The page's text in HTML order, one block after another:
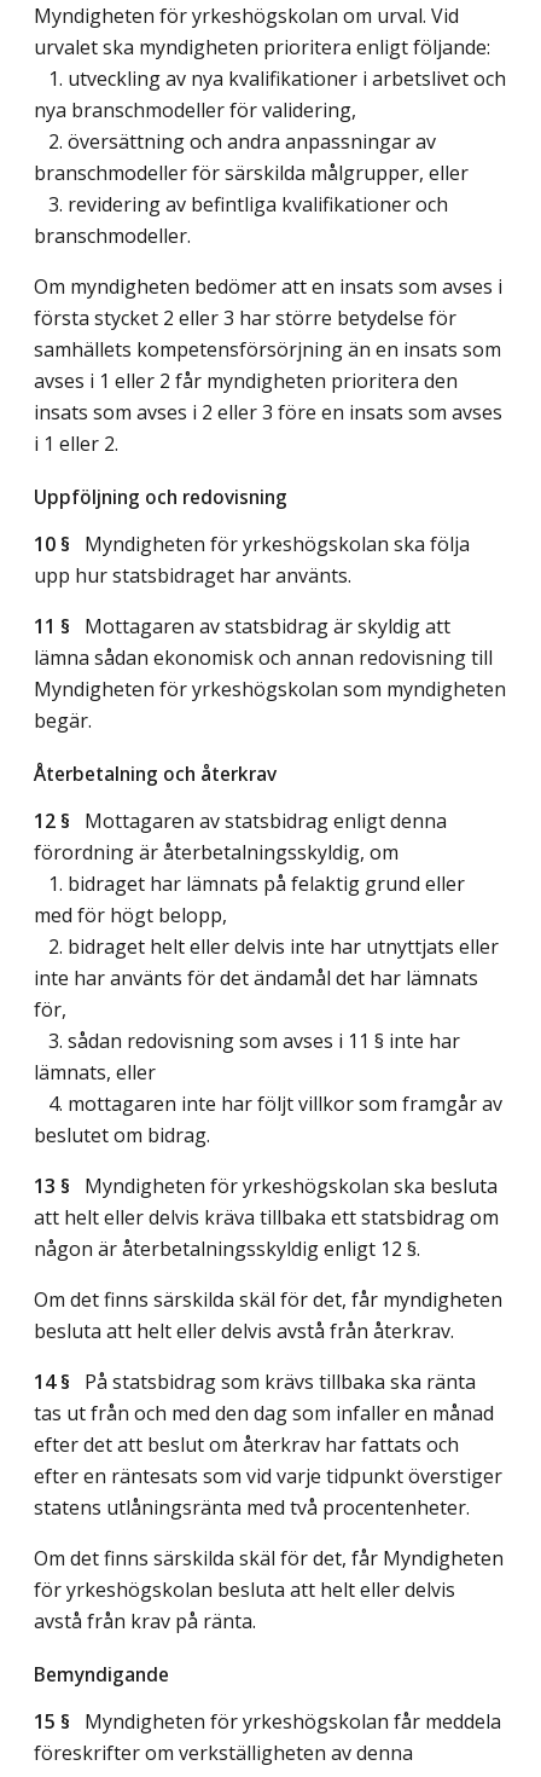
Myndigheten för yrkeshögskolan om urval. Vid
urvalet ska myndigheten prioritera enligt följande:
1. utveckling av nya kvalifikationer i arbetslivet och
nya branschmodeller för validering,
2. översättning och andra anpassningar av
branschmodeller för särskilda målgrupper, eller
3. revidering av befintliga kvalifikationer och
branschmodeller.
Om myndigheten bedömer att en insats som avses i
första stycket 2 eller 3 har större betydelse för
samhällets kompetensförsörjning än en insats som
avses i 1 eller 2 får myndigheten prioritera den
insats som avses i 2 eller 3 före en insats som avses
i 1 eller 2.
Uppföljning och redovisning
10 § Myndigheten för yrkeshögskolan ska följa
upp hur statsbidraget har använts.
11 § Mottagaren av statsbidrag är skyldig att
lämna sådan ekonomisk och annan redovisning till
Myndigheten för yrkeshögskolan som myndigheten
begär.
Återbetalning och återkrav
12 § Mottagaren av statsbidrag enligt denna
förordning är återbetalningsskyldig, om
1. bidraget har lämnats på felaktig grund eller
med för högt belopp,
2. bidraget helt eller delvis inte har utnyttjats eller
inte har använts för det ändamål det har lämnats
för,
3. sådan redovisning som avses i 11 § inte har
lämnats, eller
4. mottagaren inte har följt villkor som framgår av
beslutet om bidrag.
13 § Myndigheten för yrkeshögskolan ska besluta
att helt eller delvis kräva tillbaka ett statsbidrag om
någon är återbetalningsskyldig enligt 12 §.
Om det finns särskilda skäl för det, får myndigheten
besluta att helt eller delvis avstå från återkrav.
14 § På statsbidrag som krävs tillbaka ska ränta
tas ut från och med den dag som infaller en månad
efter det att beslut om återkrav har fattats och
efter en räntesats som vid varje tidpunkt överstiger
statens utlåningsränta med två procentenheter.
Om det finns särskilda skäl för det, får Myndigheten
för yrkeshögskolan besluta att helt eller delvis
avstå från krav på ränta.
Bemyndigande
15 § Myndigheten för yrkeshögskolan får meddela
föreskrifter om verkställigheten av denna